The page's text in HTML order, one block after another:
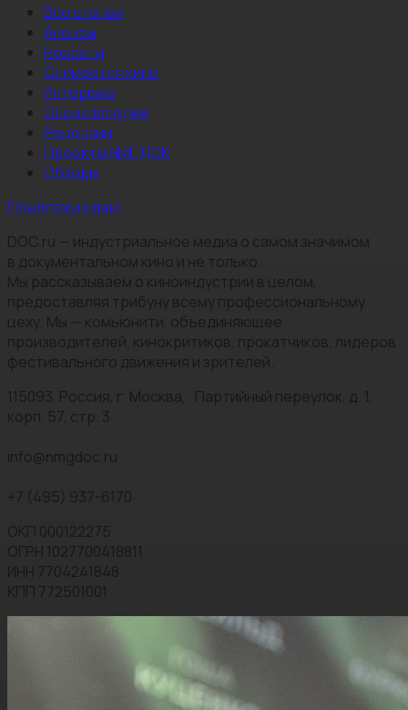
Все статьи
Анонсы
Новости
Снимается кино
Интервью
Энциклопедия
Рецензии
Проекты НМГ ДОК
Обзоры
Предложи идею
DOC.ru — индустриальное медиа о самом значимом
в документальном кино и не только.
Мы рассказываем о киноиндустрии в целом,
предоставляя трибуну всему профессиональному
цеху. Мы — комьюнити, объединяющее
производителей, кинокритиков, прокатчиков, лидеров
фестивального движения и зрителей.
115093, Россия, г. Москва, Партийный переулок, д. 1,
корп. 57, стр. 3
info@nmgdoc.ru
ОГРН 1027700418811